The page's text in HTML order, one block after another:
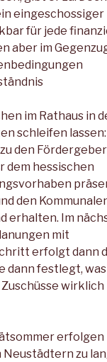
eingeschossiger
für jede
aber im
im Rathaus in
schleifen lassen:
den
dem hessischen
den
erhalten. Im
mit
erfolgt dann
dann festlegt, was
wirklich
erfolgen
zu